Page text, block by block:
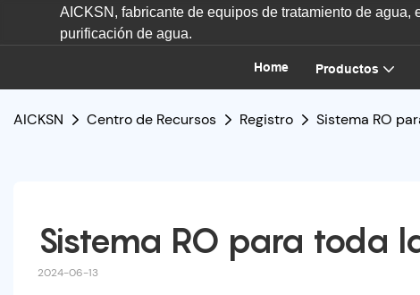
AICKSN, fabricante de equipos de tratamiento de
purificación de agua.
Home Productos
AICKSN Centro de Recursos Registro Sistema RO
Sistema RO para toda
2024-06-13